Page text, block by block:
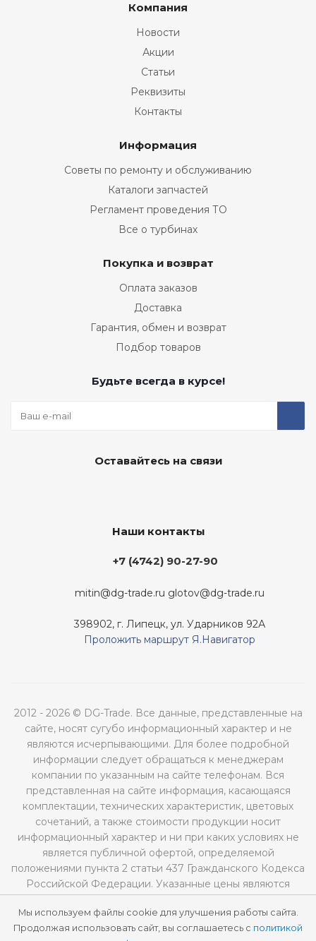
Мы используем файлы cookie для улучшения работы сайта.
Продолжая использовать сайт, вы соглашаетесь с политикой
Компания
Новости
Акции
Статьи
Реквизиты
Контакты
Информация
Советы по ремонту и обслуживанию
Каталоги запчастей
Регламент проведения ТО
Все о турбинах
Покупка и возврат
Оплата заказов
Доставка
Гарантия, обмен и возврат
Подбор товаров
Будьте всегда в курсе!
Оставайтесь на связи
Наши контакты
+7 (4742) 90-27-90
mitin@dg-trade.ru glotov@dg-trade.ru
398902, г. Липецк, ул. Ударников 92А
Проложить маршрут Я.Навигатор
2012 - 2026 © DG-Trade. Все данные, представленные на
сайте, носят сугубо информационный характер и не
являются исчерпывающими. Для более подробной
информации следует обращаться к менеджерам
компании по указанным на сайте телефонам. Вся
представленная на сайте информация, касающаяся
комплектации, технических характеристик, цветовых
сочетаний, а также стоимости продукции носит
информационный характер и ни при каких условиях не
является публичной офертой, определяемой
положениями пункта 2 статьи 437 Гражданского Кодекса
Российской Федерации. Указанные цены являются
действительных цен.